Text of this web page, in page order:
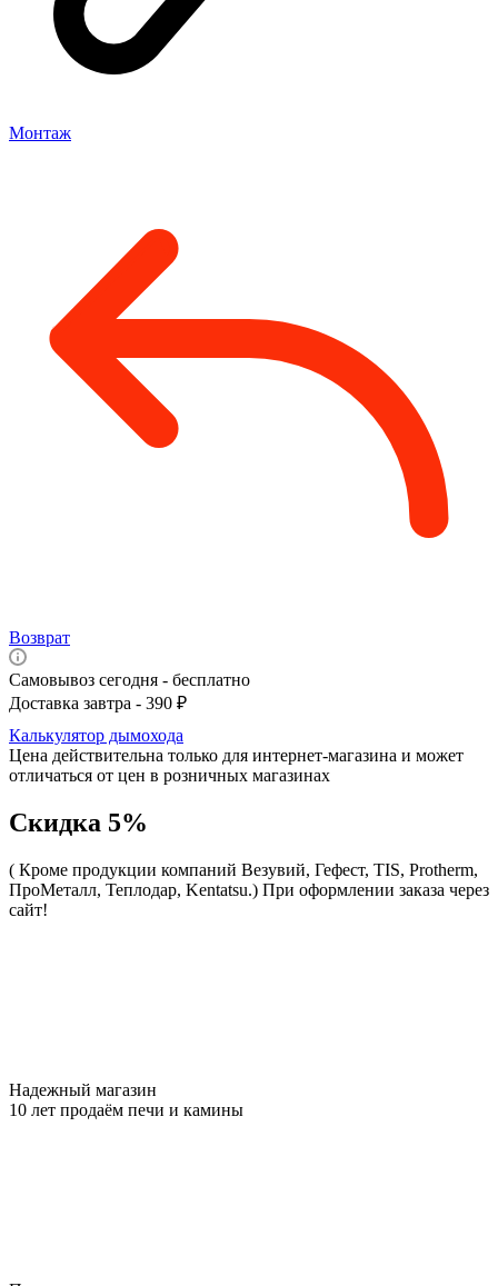
Монтаж
Возврат
Самовывоз сегодня - бесплатно
Доставка завтра - 390 ₽
Калькулятор дымохода
Цена действительна только для интернет-магазина и может
отличаться от цен в розничных магазинах
Скидка 5%
( Кроме продукции компаний Везувий, Гефест, TIS, Protherm,
ПроМеталл, Теплодар, Kentatsu.) При оформлении заказа через
сайт!
Надежный магазин
10 лет продаём печи и камины